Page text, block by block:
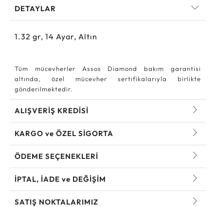
DETAYLAR
1.32 gr, 14 Ayar, Altın
Tüm mücevherler Assos Diamond bakım garantisi
altında, özel mücevher sertifikalarıyla birlikte
gönderilmektedir.
ALIŞVERİŞ KREDİSİ
KARGO ve ÖZEL SİGORTA
ÖDEME SEÇENEKLERİ
İPTAL, İADE ve DEĞİŞİM
SATIŞ NOKTALARIMIZ